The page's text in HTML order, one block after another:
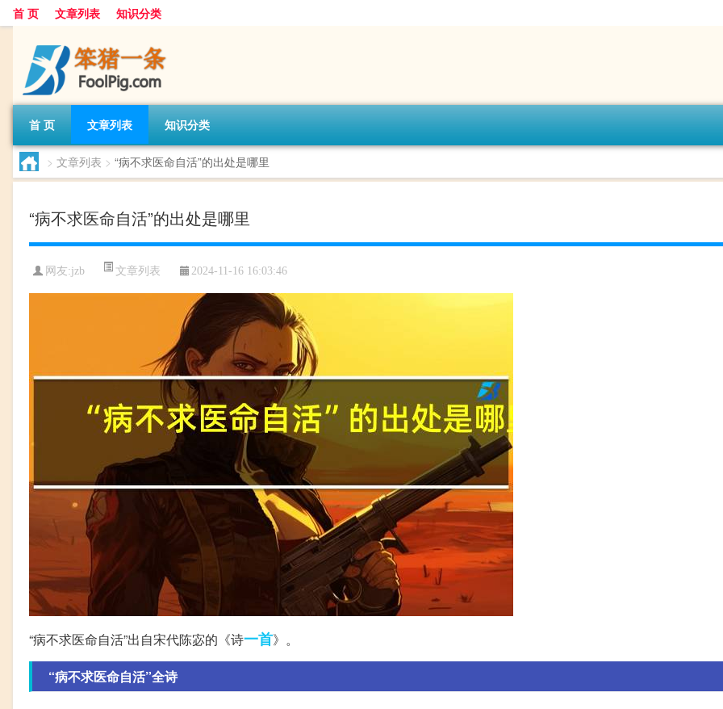
首 页 文章列表 知识分类
首 页 文章列表 知识分类
> 文章列表 > “病不求医命自活”的出处是哪里
“病不求医命自活”的出处是哪里
网友:jzb 文章列表 2024-11-16 16:03:46
“病不求医命自活”出自宋代陈宓的《诗一首》。
“病不求医命自活”全诗